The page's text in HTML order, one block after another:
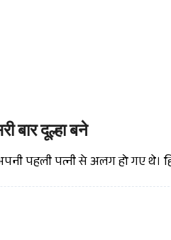
बार दूल्हा बने
पहली पत्नी से अलग हो गए थे।